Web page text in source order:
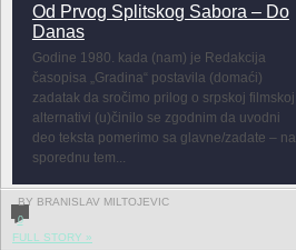
Od Prvog Splitskog Sabora – Do
Danas
Godine 1980. kada (nam) je Redakcija
časopisa „Gradina“ postavila (domaći)
zadatak da sročimo prilog o srpskoj filmskoj
alternativi (u)činilo se zgodnim da uvodni
deo teksta pomerimo sa glavne/zadate – na
sporednu tem...
BY BRANISLAV MILTOJEVIC
0
FULL STORY »